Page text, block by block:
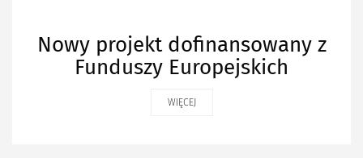
Nowy projekt dofinansowany z
Funduszy Europejskich
WIĘCEJ